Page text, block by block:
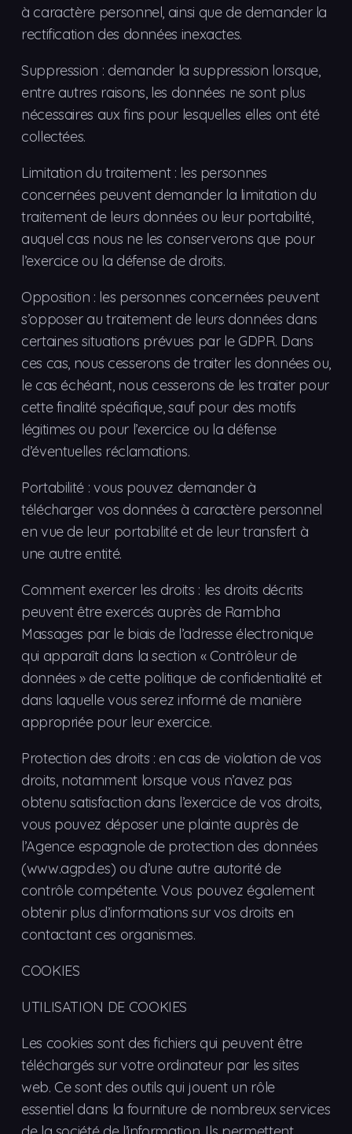
à caractère personnel, ainsi que de demander la
rectification des données inexactes.
Suppression : demander la suppression lorsque,
entre autres raisons, les données ne sont plus
nécessaires aux fins pour lesquelles elles ont été
collectées.
Limitation du traitement : les personnes
concernées peuvent demander la limitation du
traitement de leurs données ou leur portabilité,
auquel cas nous ne les conserverons que pour
l’exercice ou la défense de droits.
Opposition : les personnes concernées peuvent
s’opposer au traitement de leurs données dans
certaines situations prévues par le GDPR. Dans
ces cas, nous cesserons de traiter les données ou,
le cas échéant, nous cesserons de les traiter pour
cette finalité spécifique, sauf pour des motifs
légitimes ou pour l’exercice ou la défense
d’éventuelles réclamations.
Portabilité : vous pouvez demander à
télécharger vos données à caractère personnel
en vue de leur portabilité et de leur transfert à
une autre entité.
Comment exercer les droits : les droits décrits
peuvent être exercés auprès de Rambha
Massages par le biais de l’adresse électronique
qui apparaît dans la section « Contrôleur de
données » de cette politique de confidentialité et
dans laquelle vous serez informé de manière
appropriée pour leur exercice.
Protection des droits : en cas de violation de vos
droits, notamment lorsque vous n’avez pas
obtenu satisfaction dans l’exercice de vos droits,
vous pouvez déposer une plainte auprès de
l’Agence espagnole de protection des données
(www.agpd.es) ou d’une autre autorité de
contrôle compétente. Vous pouvez également
obtenir plus d’informations sur vos droits en
contactant ces organismes.
COOKIES
UTILISATION DE COOKIES
Les cookies sont des fichiers qui peuvent être
téléchargés sur votre ordinateur par les sites
web. Ce sont des outils qui jouent un rôle
essentiel dans la fourniture de nombreux services